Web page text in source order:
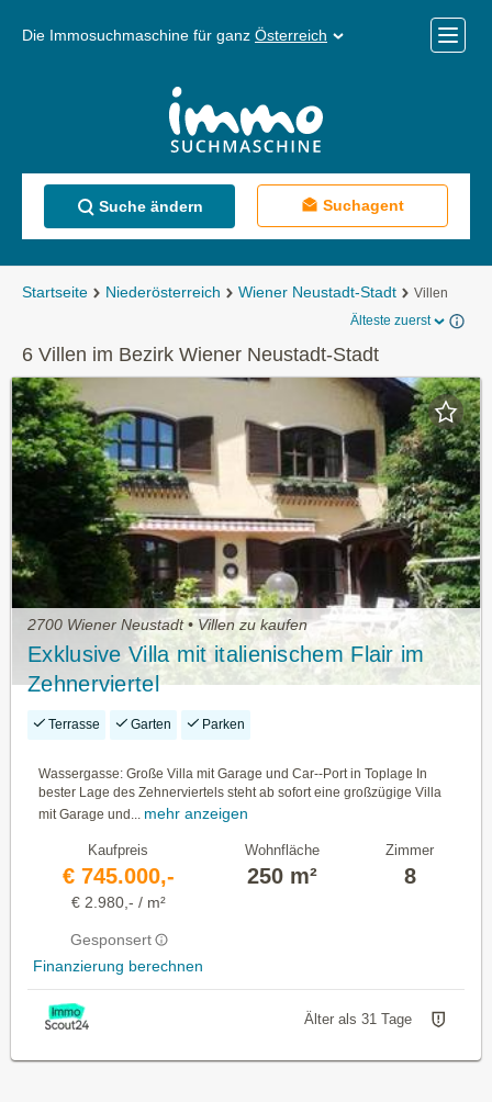
Die Immosuchmaschine für ganz Österreich
Menü
Suche ändern Suchagent
Startseite Niederösterreich Wiener Neustadt-Stadt
Villen
Älteste zuerst
6 Villen im Bezirk Wiener Neustadt-Stadt
2700 Wiener Neustadt • Villen zu kaufen
Exklusive Villa mit italienischem Flair im
Zehnerviertel
Terrasse Garten Parken
Wassergasse: Große Villa mit Garage und Car--Port in Toplage In
bester Lage des Zehnerviertels steht ab sofort eine großzügige Villa
mit Garage und...
mehr anzeigen
Kaufpreis
€ 745.000,-
€ 2.980,- / m²
Gesponsert
Finanzierung berechnen
Wohnfläche
250 m²
Zimmer
8
Älter als 31 Tage